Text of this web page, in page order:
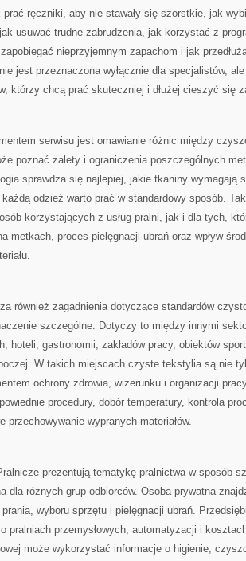
prać ręczniki, aby nie stawały się szorstkie, jak
usuwać trudne zabrudzenia, jak korzystać z
nieprzyjemnym zapachom i jak
jest przeznaczona wyłącznie dla specjalistów,
którzy chcą prać skuteczniej i dłużej cieszyć się
serwisu jest omawianie różnic między
poznać zalety i ograniczenia poszczególnych
sprawdza się najlepiej, jakie tkaniny wymagają
odzież warto prać w standardowy sposób.
korzystających z usług pralni, jak i dla tych,
metkach, proces pielęgnacji ubrań oraz wpływ
również zagadnienia dotyczące standardów
szczególne. Dotyczy to między innymi
hoteli, gastronomii, zakładów pracy, obiektów
W takich miejscach czyste tekstylia są nie
ochrony zdrowia, wizerunku i organizacji
procedury, dobór temperatury, kontrola
przechowywanie wypranych materiałów.
prezentują tematykę pralnictwa w sposób
dla różnych grup odbiorców. Osoba prywatna
wyboru sprzętu i pielęgnacji ubrań.
pralniach przemysłowych, automatyzacji i
może wykorzystać informacje o higienie,